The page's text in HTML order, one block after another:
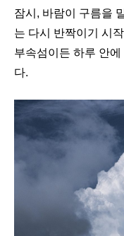
잠시, 바람이 구름을
는 다시 반짝이기 시
부속섬이든 하루 안
다.